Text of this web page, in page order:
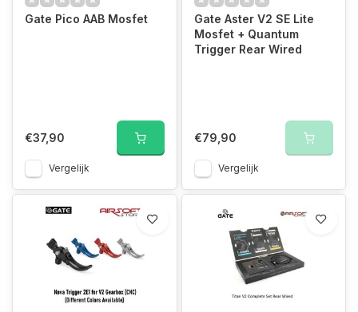
Gate Pico AAB Mosfet
€37,90
Vergelijk
Gate Aster V2 SE Lite
Mosfet + Quantum
Trigger Rear Wired
€79,90
Vergelijk